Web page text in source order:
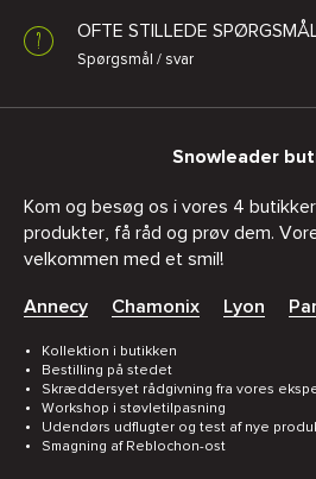
OFTE STILLEDE
Spørgsmål / svar
Snowleader
Kom og besøg os i vores 4
produkter, få råd og prøv dem.
velkommen med et smil!
Annecy Chamonix Lyon
Kollektion i butikken
Bestilling på stedet
Skræddersyet rådgivning fra vores
Workshop i støvletilpasning
Udendørs udflugter og test af nye
Smagning af Reblochon-ost